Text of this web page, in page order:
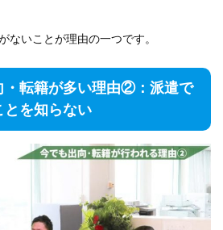
ないことが理由の一つです。
・転籍が多い理由②：派遣で
とを知らない